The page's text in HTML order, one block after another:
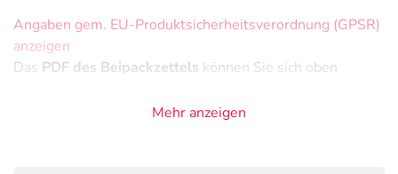
Angaben gem. EU-Produktsicherheitsverordnung (GPSR)
anzeigen
Das PDF des Beipackzettels können Sie sich oben
Mehr anzeigen